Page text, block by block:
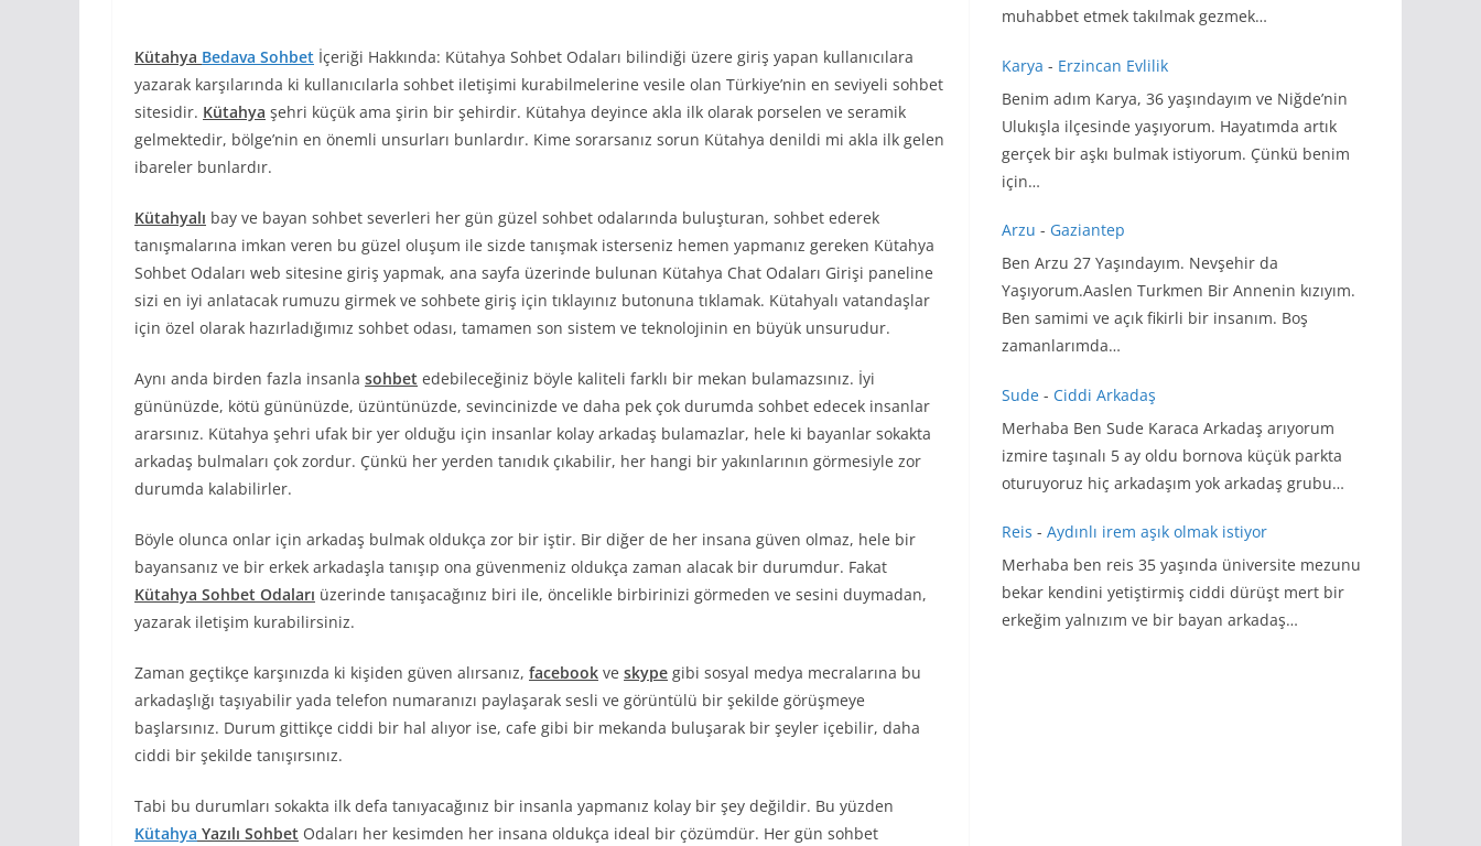
Kütahya Bedava Sohbet İçeriği Hakkında: Kütahya Sohbet Odaları bilindiği üzere giriş yapan kullanıcılara
yazarak karşılarında ki kullanıcılarla sohbet iletişimi kurabilmelerine vesile olan Türkiye’nin en seviyeli sohbet
sitesidir. Kütahya şehri küçük ama şirin bir şehirdir. Kütahya deyince akla ilk olarak porselen ve seramik
gelmektedir, bölge’nin en önemli unsurları bunlardır. Kime sorarsanız sorun Kütahya denildi mi akla ilk gelen
ibareler bunlardır.
Kütahyalı bay ve bayan sohbet severleri her gün güzel sohbet odalarında buluşturan, sohbet ederek
tanışmalarına imkan veren bu güzel oluşum ile sizde tanışmak isterseniz hemen yapmanız gereken Kütahya
Sohbet Odaları web sitesine giriş yapmak, ana sayfa üzerinde bulunan Kütahya Chat Odaları Girişi paneline
sizi en iyi anlatacak rumuzu girmek ve sohbete giriş için tıklayınız butonuna tıklamak. Kütahyalı vatandaşlar
için özel olarak hazırladığımız sohbet odası, tamamen son sistem ve teknolojinin en büyük unsurudur.
Aynı anda birden fazla insanla sohbet edebileceğiniz böyle kaliteli farklı bir mekan bulamazsınız. İyi
gününüzde, kötü gününüzde, üzüntünüzde, sevincinizde ve daha pek çok durumda sohbet edecek insanlar
ararsınız. Kütahya şehri ufak bir yer olduğu için insanlar kolay arkadaş bulamazlar, hele ki bayanlar sokakta
arkadaş bulmaları çok zordur. Çünkü her yerden tanıdık çıkabilir, her hangi bir yakınlarının görmesiyle zor
durumda kalabilirler.
Böyle olunca onlar için arkadaş bulmak oldukça zor bir iştir. Bir diğer de her insana güven olmaz, hele bir
bayansanız ve bir erkek arkadaşla tanışıp ona güvenmeniz oldukça zaman alacak bir durumdur. Fakat
Kütahya Sohbet Odaları üzerinde tanışacağınız biri ile, öncelikle birbirinizi görmeden ve sesini duymadan,
yazarak iletişim kurabilirsiniz.
Zaman geçtikçe karşınızda ki kişiden güven alırsanız, facebook ve skype gibi sosyal medya mecralarına bu
arkadaşlığı taşıyabilir yada telefon numaranızı paylaşarak sesli ve görüntülü bir şekilde görüşmeye
başlarsınız. Durum gittikçe ciddi bir hal alıyor ise, cafe gibi bir mekanda buluşarak bir şeyler içebilir, daha
ciddi bir şekilde tanışırsınız.
Tabi bu durumları sokakta ilk defa tanıyacağınız bir insanla yapmanız kolay bir şey değildir. Bu yüzden
Kütahya Yazılı Sohbet Odaları her kesimden her insana oldukça ideal bir çözümdür. Her gün sohbet
muhabbet etmek takılmak gezmek…
Karya - Erzincan Evlilik
Benim adım Karya, 36 yaşındayım ve Niğde’nin
Ulukışla ilçesinde yaşıyorum. Hayatımda artık
gerçek bir aşkı bulmak istiyorum. Çünkü benim
için…
Arzu - Gaziantep
Ben Arzu 27 Yaşındayım. Nevşehir da
Yaşıyorum.Aaslen Turkmen Bir Annenin kızıyım.
Ben samimi ve açık fikirli bir insanım. Boş
zamanlarımda…
Sude - Ciddi Arkadaş
Merhaba Ben Sude Karaca Arkadaş arıyorum
izmire taşınalı 5 ay oldu bornova küçük parkta
oturuyoruz hiç arkadaşım yok arkadaş grubu…
Reis - Aydınlı irem aşık olmak istiyor
Merhaba ben reis 35 yaşında üniversite mezunu
bekar kendini yetiştirmiş ciddi dürüşt mert bir
erkeğim yalnızım ve bir bayan arkadaş…